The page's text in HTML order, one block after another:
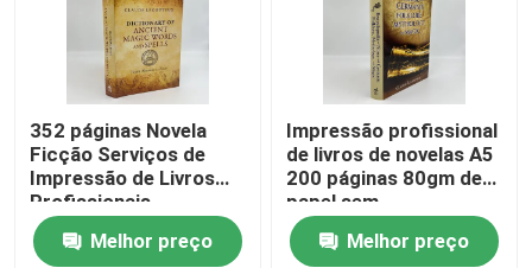
352 páginas Novela
Ficção Serviços de
Impressão de Livros
Profissionais
Impressão offset
80gm Melhor preço
Impressão profissional
de livros de novelas A5
200 páginas 80gm de
papel sem
revestimento
Melhor preço